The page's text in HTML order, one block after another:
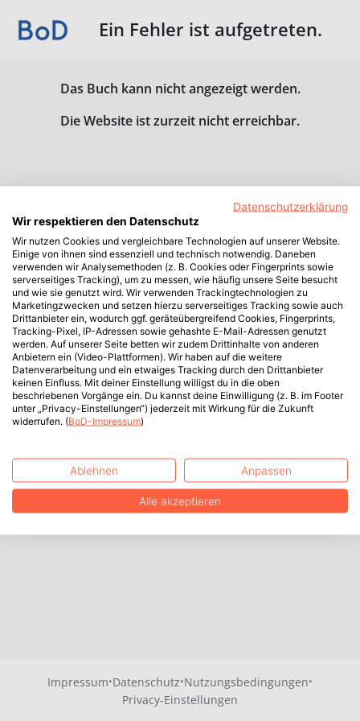
Ein Fehler ist aufgetreten.
Das Buch kann nicht angezeigt werden.
Die Website ist zurzeit nicht erreichbar.
Impressum·Datenschutz·Nutzungsbedingungen·
Privacy-Einstellungen
Datenschutzerklärung
Wir respektieren den Datenschutz
Wir nutzen Cookies und vergleichbare Technologien auf unserer Website.
Einige von ihnen sind essenziell und technisch notwendig. Daneben
verwenden wir Analysemethoden (z. B. Cookies oder Fingerprints sowie
serverseitiges Tracking), um zu messen, wie häufig unsere Seite besucht
und wie sie genutzt wird. Wir verwenden Trackingtechnologien zu
Marketingzwecken und setzen hierzu serverseitiges Tracking sowie auch
Drittanbieter ein, wodurch ggf. geräteübergreifend Cookies, Fingerprints,
Tracking-Pixel, IP-Adressen sowie gehashte E-Mail-Adressen genutzt
werden. Auf unserer Seite betten wir zudem Drittinhalte von anderen
Anbietern ein (Video-Plattformen). Wir haben auf die weitere
Datenverarbeitung und ein etwaiges Tracking durch den Drittanbieter
keinen Einfluss. Mit deiner Einstellung willigst du in die oben
beschriebenen Vorgänge ein. Du kannst deine Einwilligung (z. B. im Footer
unter „Privacy-Einstellungen“) jederzeit mit Wirkung für die Zukunft
widerrufen. (BoD-Impressum)
Ablehnen Anpassen
Alle akzeptieren